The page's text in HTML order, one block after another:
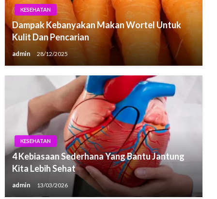
KESEHATAN
Dampak Kebanyakan Makan Wortel Untuk
Kulit Dan Pencarian
admin 28/12/2025
KESEHATAN
4 Kebiasaan Sederhana Yang Bantu Jantung
Kita Lebih Sehat
admin 13/03/2026